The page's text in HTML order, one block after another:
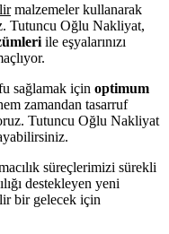
malzemeler kullanarak
Tutuncu Oğlu Nakliyat,
ile eşyalarınızı
sağlamak için optimum
zamandan tasarruf
Tutuncu Oğlu Nakliyat
süreçlerimizi sürekli
destekleyen yeni
bir gelecek için